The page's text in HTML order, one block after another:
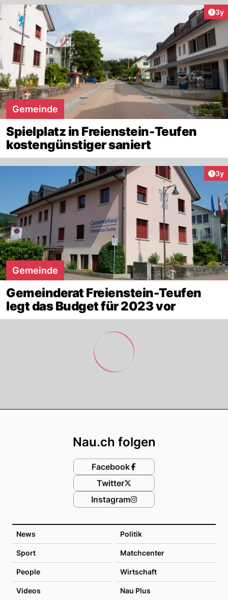
3y
Gemeinde
Spielplatz in Freienstein-Teufen
kostengünstiger saniert
3y
Gemeinde
Gemeinderat Freienstein-Teufen
legt das Budget für 2023 vor
News Politik
Sport Matchcenter
People Wirtschaft
Videos Nau Plus
Nau.ch folgen
Facebook
Twitter
Instagram